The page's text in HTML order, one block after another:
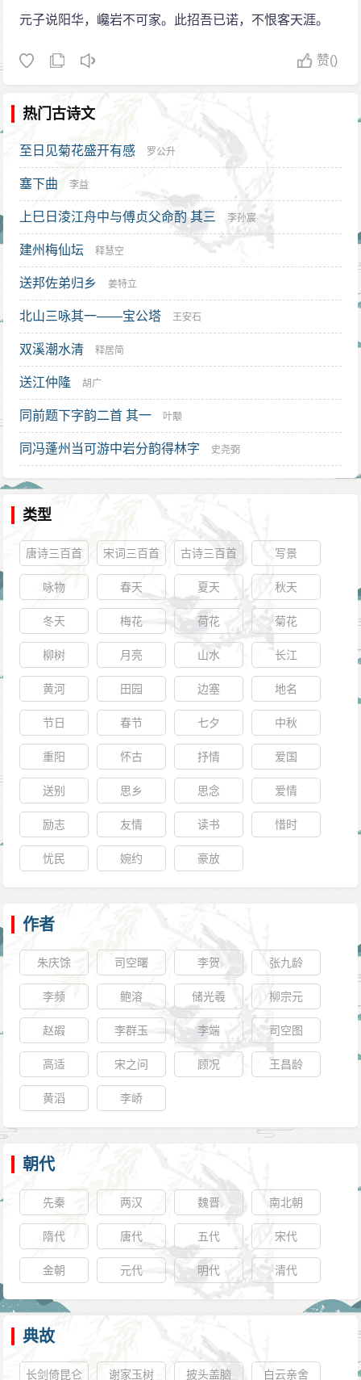
元子说阳华，巉岩不可家。此招吾已诺，不恨客天涯。
赞()
热门古诗文
至日见菊花盛开有感 罗公升
塞下曲 李益
上巳日淩江舟中与傅贞父命酌 其三 李孙宸
建州梅仙坛 释慧空
送邦佐弟归乡 姜特立
北山三咏其一——宝公塔 王安石
双溪潮水清 释居简
送江仲隆 胡广
同前题下字韵二首 其一 叶颙
同冯蓬州当可游中岩分韵得林字 史尧弼
类型
唐诗三百首 宋词三百首 古诗三百首 写景
咏物 春天 夏天 秋天
冬天 梅花 荷花 菊花
柳树 月亮 山水 长江
黄河 田园 边塞 地名
节日 春节 七夕 中秋
重阳 怀古 抒情 爱国
送别 思乡 思念 爱情
励志 友情 读书 惜时
忧民 婉约 豪放
作者
朱庆馀 司空曙 李贺 张九龄
李频 鲍溶 储光羲 柳宗元
赵嘏 李群玉 李端 司空图
高适 宋之问 顾况 王昌龄
黄滔 李峤
朝代
先秦 两汉 魏晋 南北朝
隋代 唐代 五代 宋代
金朝 元代 明代 清代
典故
长剑倚昆仑 谢家玉树 披头盖脑 白云亲舍